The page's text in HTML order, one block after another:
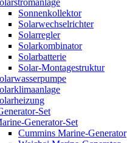
Sonnenkollektor
Solarwechselrichter
Solarregler
Solarkombinator
Solarbatterie
Solar-Montagestruktur
Set
Generator-Set
Cummins Marine-Generator